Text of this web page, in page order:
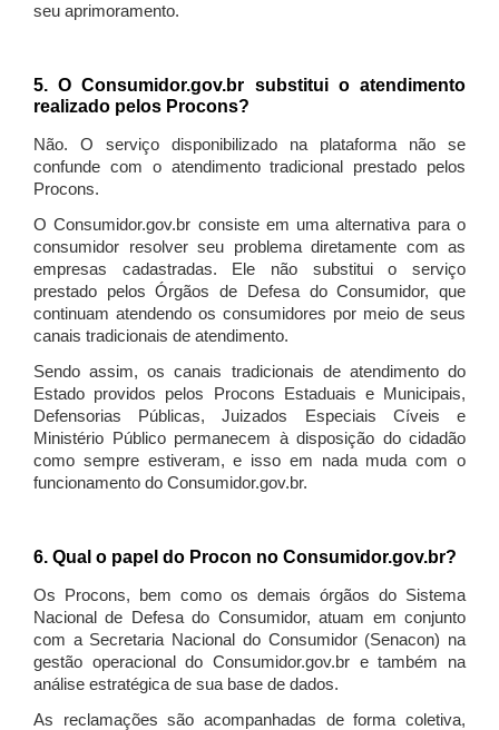
seu aprimoramento.
5. O Consumidor.gov.br substitui o atendimento
realizado pelos Procons?
Não. O serviço disponibilizado na plataforma não se
confunde com o atendimento tradicional prestado pelos
Procons.
O Consumidor.gov.br consiste em uma alternativa para o
consumidor resolver seu problema diretamente com as
empresas cadastradas. Ele não substitui o serviço
prestado pelos Órgãos de Defesa do Consumidor, que
continuam atendendo os consumidores por meio de seus
canais tradicionais de atendimento.
Sendo assim, os canais tradicionais de atendimento do
Estado providos pelos Procons Estaduais e Municipais,
Defensorias Públicas, Juizados Especiais Cíveis e
Ministério Público permanecem à disposição do cidadão
como sempre estiveram, e isso em nada muda com o
funcionamento do Consumidor.gov.br.
6. Qual o papel do Procon no Consumidor.gov.br?
Os Procons, bem como os demais órgãos do Sistema
Nacional de Defesa do Consumidor, atuam em conjunto
com a Secretaria Nacional do Consumidor (Senacon) na
gestão operacional do Consumidor.gov.br e também na
análise estratégica de sua base de dados.
As reclamações são acompanhadas de forma coletiva,